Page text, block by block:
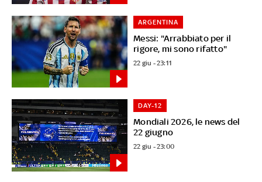
Messi: "Arrabbiato per il
rigore, mi sono rifatto"
ARGENTINA
22 giu - 23:11
Mondiali 2026, le news del
22 giugno
DAY-12
22 giu - 23:00